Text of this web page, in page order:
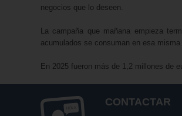
negocios que lo deseen.
La campaña que mañana empieza
acumulados se consuman en esa
En 2025 fueron más de 1,2 millones de
CONTACTAR